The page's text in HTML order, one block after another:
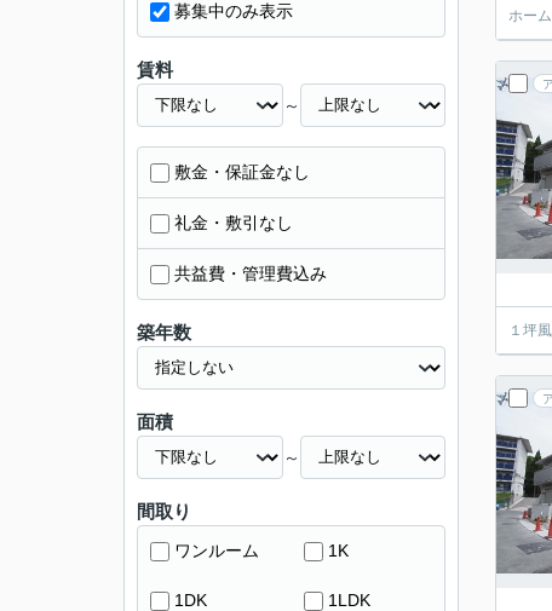
ホー
１坪
募集中のみ表示
賃料
～
敷金・保証金なし
礼金・敷引なし
共益費・管理費込み
築年数
面積
～
間取り
ワンルーム 1K
1DK 1LDK